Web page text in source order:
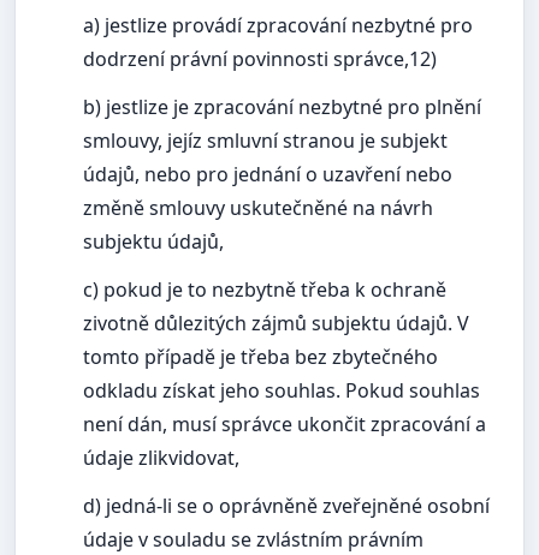
a) jestlize provádí zpracování nezbytné pro
dodrzení právní povinnosti správce,12)
b) jestlize je zpracování nezbytné pro plnění
smlouvy, jejíz smluvní stranou je subjekt
údajů, nebo pro jednání o uzavření nebo
změně smlouvy uskutečněné na návrh
subjektu údajů,
c) pokud je to nezbytně třeba k ochraně
zivotně důlezitých zájmů subjektu údajů. V
tomto případě je třeba bez zbytečného
odkladu získat jeho souhlas. Pokud souhlas
není dán, musí správce ukončit zpracování a
údaje zlikvidovat,
d) jedná-li se o oprávněně zveřejněné osobní
údaje v souladu se zvlástním právním